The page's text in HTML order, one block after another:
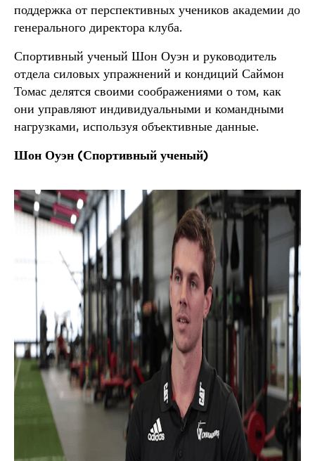
поддержка от перспективных учеников академии до
генерального директора клуба.
Спортивный ученый Шон Оуэн и руководитель
отдела силовых упражнений и кондиций Саймон
Томас делятся своими соображениями о том, как
они управляют индивидуальными и командными
нагрузками, используя объективные данные.
Шон Оуэн (Спортивный ученый)